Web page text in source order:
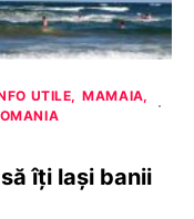
UTILE
MAMAIA
îți lași banii